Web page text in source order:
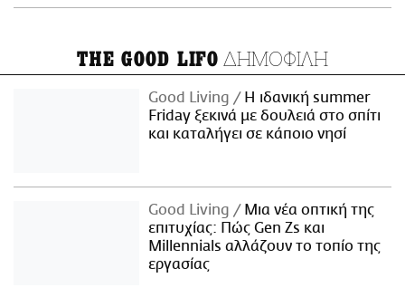
THE GOOD LIFO ΔΗΜΟΦΙΛΗ
Good Living
Η ιδανική summer
Friday ξεκινά με δουλειά στο σπίτι
και καταλήγει σε κάποιο νησί
Good Living
Μια νέα οπτική της
επιτυχίας: Πώς Gen Zs και
Millennials αλλάζουν το τοπίο της
εργασίας